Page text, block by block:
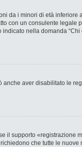
da i minori di età
con un consulente legale
nella domanda
aver disabilitato le
il supporto «registrazione
che tutte le